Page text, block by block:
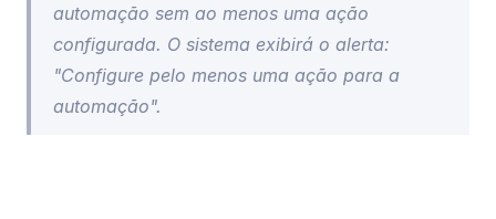
automação sem ao menos uma ação
configurada. O sistema exibirá o alerta:
"Configure pelo menos uma ação para a
automação".